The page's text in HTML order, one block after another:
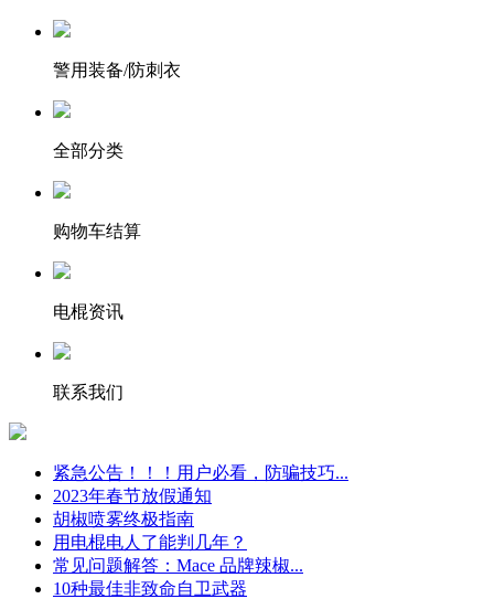
警用装备/防刺衣
全部分类
购物车结算
电棍资讯
联系我们
紧急公告！！！用户必看，防骗技巧...
2023年春节放假通知
胡椒喷雾终极指南
用电棍电人了能判几年？
常见问题解答：Mace 品牌辣椒...
10种最佳非致命自卫武器